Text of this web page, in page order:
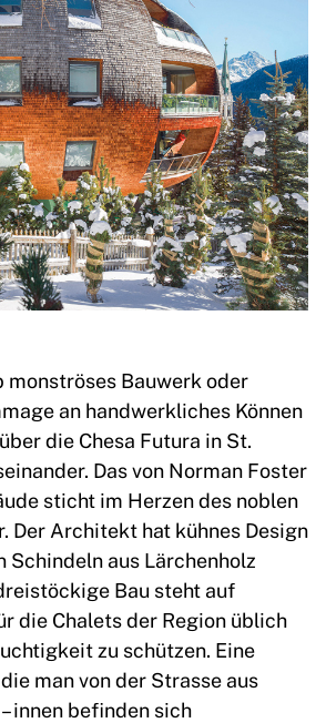
monströses Bauwerk oder
an handwerkliches Können
die Chesa Futura in St.
Das von Norman Foster
sticht im Herzen des noblen
Der Architekt hat kühnes Design
aus Lärchenholz
Bau steht auf
die Chalets der Region üblich
zu schützen. Eine
man von der Strasse aus
innen befinden sich